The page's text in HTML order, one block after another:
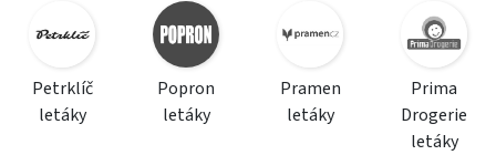
Petrklíč
letáky
Popron
letáky
Pramen
letáky
Prima
Drogerie
letáky